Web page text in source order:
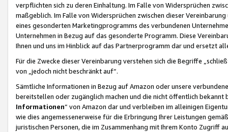
verpflichten sich zu deren Einhaltung. Im Falle von Widersprüchen
maßgeblich. Im Falle von Widersprüchen zwischen dieser
eines gesonderten Marketingprogramms des verbundenen
Unternehmen in Bezug auf das gesonderte Programm. Diese
Ihnen und uns im Hinblick auf das Partnerprogramm dar und ersetzt
Für die Zwecke dieser Vereinbarung verstehen sich die Begriffe
von „jedoch nicht beschränkt auf“.
Sämtliche Informationen in Bezug auf Amazon oder unsere
bereitstellen oder zugänglich machen und die nicht öffentlich
Informationen“ von Amazon dar und verbleiben im alleinigen
wie dies angemessenerweise für die Erbringung Ihrer Leistungen
juristischen Personen, die im Zusammenhang mit Ihrem Konto